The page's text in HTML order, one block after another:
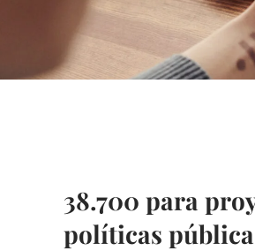
38.700 para
políticas